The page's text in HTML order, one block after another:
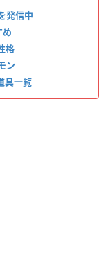
発信中
め
格
ン
具一覧